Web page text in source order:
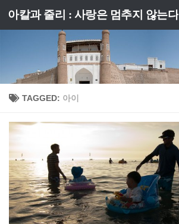
Skip to content
아칼과 줄리 : 사랑은 멈추지 않는다
TAGGED: 아이